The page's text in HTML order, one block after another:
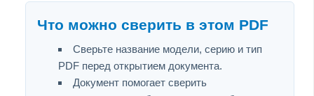
Что можно сверить в этом PDF
Сверьте название модели, серию и тип
PDF перед открытием документа.
Документ помогает сверить